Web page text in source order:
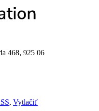
468, 925 06
, Vytlačiť